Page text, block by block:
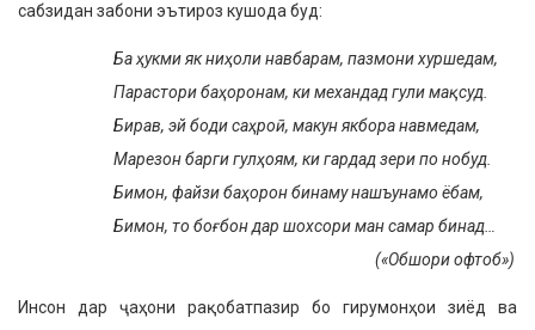
сабзидан забони эътироз кушода буд:
Ба ҳукми як ниҳоли навбарам, пазмони хуршедам,
Парастори баҳоронам, ки механдад гули мақсуд.
Бирав, эй боди саҳроӣ, макун якбора навмедам,
Марезон барги гулҳоям, ки гардад зери по нобуд.
Бимон, файзи баҳорон бинаму нашъунамо ёбам,
Бимон, то боғбон дар шохсори ман самар бинад…
(«Обшори офтоб»)
Инсон дар ҷаҳони рақобатпазир бо гирумонҳои зиёд ва